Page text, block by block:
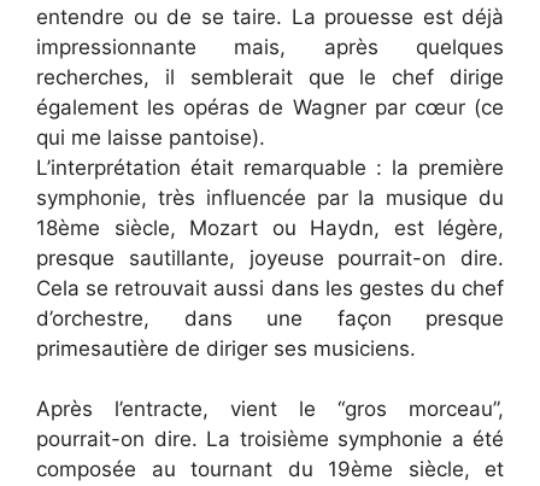
entendre ou de se taire. La prouesse est déjà
impressionnante mais, après quelques
recherches, il semblerait que le chef dirige
également les opéras de Wagner par cœur (ce
qui me laisse pantoise).
L’interprétation était remarquable : la première
symphonie, très influencée par la musique du
18ème siècle, Mozart ou Haydn, est légère,
presque sautillante, joyeuse pourrait-on dire.
Cela se retrouvait aussi dans les gestes du chef
d’orchestre, dans une façon presque
primesautière de diriger ses musiciens.
Après l’entracte, vient le “gros morceau”,
pourrait-on dire. La troisième symphonie a été
composée au tournant du 19ème siècle, et